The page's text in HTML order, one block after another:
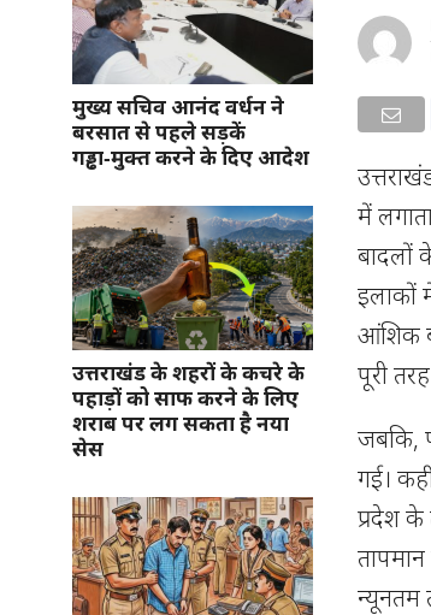
मुख्य सचिव आनंद वर्धन ने
बरसात से पहले सड़कें
गड्ढा‑मुक्त करने के दिए आदेश
उत्तराखंड के शहरों के कचरे के
पहाड़ों को साफ करने के लिए
शराब पर लग सकता है नया
सेस
में
बादलों
इलाकों
आंशिक
पूरी
जबकि,
गई।
प्रदेश के
न्यूनतम